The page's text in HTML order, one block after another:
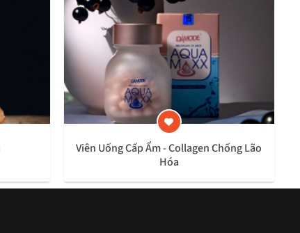
Viên Uống Cấp Ẩm - Collagen Chống Lão
Hóa